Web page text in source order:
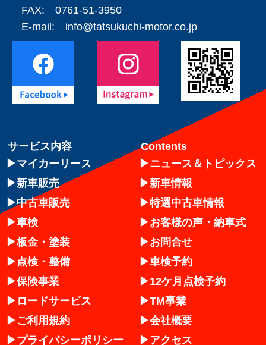
FAX: 0761-51-3950
E-mail: info@tatsukuchi-motor.co.jp
サービス内容
マイカーリース
新車販売
中古車販売
車検
板金・塗装
点検・整備
保険事業
ロードサービス
ご利用規約
プライバシーポリシー
Contents
ニュース＆トピックス
新車情報
特選中古車情報
お客様の声・納車式
お問合せ
車検予約
12ケ月点検予約
TM事業
会社概要
アクセス